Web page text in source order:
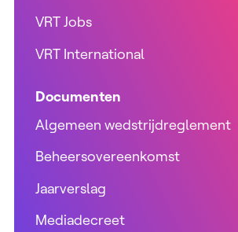
VRT Jobs
VRT International
Documenten
Algemeen wedstrijdreglement
Beheersovereenkomst
Jaarverslag
Mediadecreet